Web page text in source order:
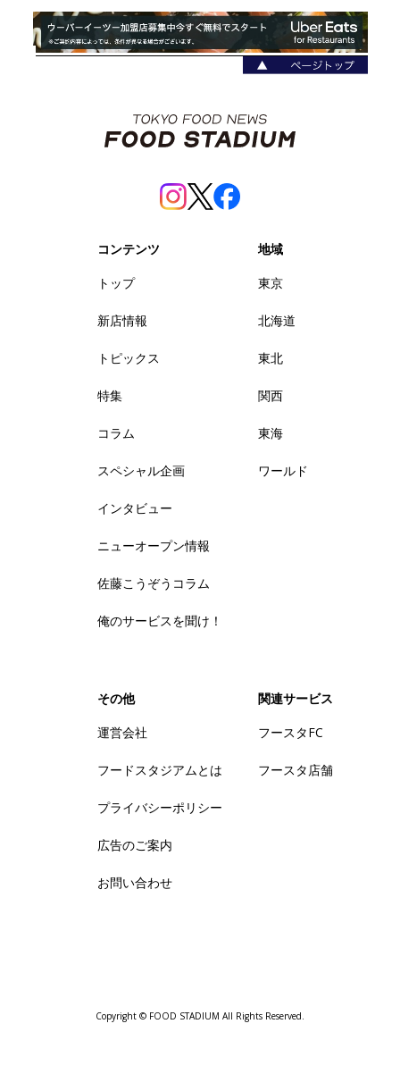
コンテンツ
トップ
新店情報
トピックス
特集
コラム
スペシャル企画
インタビュー
ニューオープン情報
佐藤こうぞうコラム
俺のサービスを聞け！
地域
東京
北海道
東北
関西
東海
ワールド
その他
運営会社
フードスタジアムとは
プライバシーポリシー
広告のご案内
お問い合わせ
関連サービス
フースタFC
フースタ店舗
Copyright © FOOD STADIUM All Rights Reserved.